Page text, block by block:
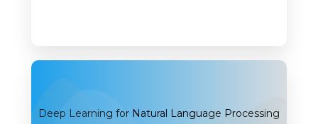
Deep Learning for Natural Language Processing